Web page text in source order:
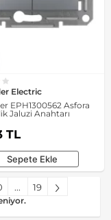
Electric
EPH1300562 Asfora
Jaluzi Anahtarı
TL
Sepete Ekle
... 19